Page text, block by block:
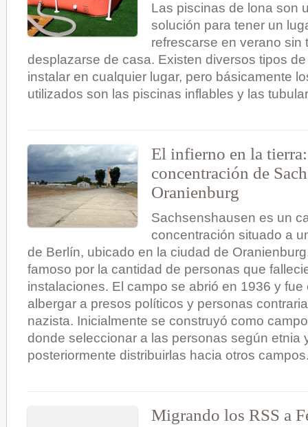
Las piscinas de lona son
solución para tener un
refrescarse en verano sin
desplazarse de casa. Existen diversos tipos
instalar en cualquier lugar, pero básicamente
utilizados son las piscinas inflables y las
El infierno en la
concentración de
Oranienburg
Sachsenshausen es un
concentración situado a
de Berlín, ubicado en la ciudad de
famoso por la cantidad de personas que
instalaciones. El campo se abrió en 1936 y fue
albergar a presos políticos y personas
nazista. Inicialmente se construyó como
donde seleccionar a las personas según etnia
posteriormente distribuirlas hacia otros
Migrando los RSS a